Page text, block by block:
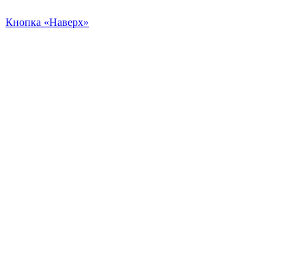
Кнопка «Наверх»